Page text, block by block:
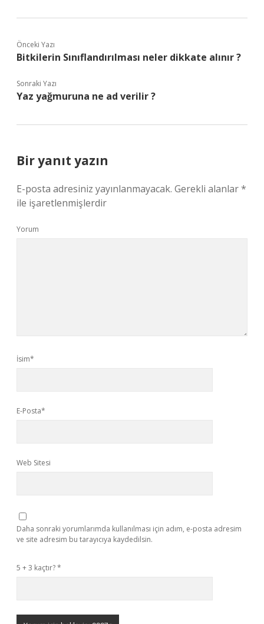
Önceki Yazı
Bitkilerin Sınıflandırılması neler dikkate alınır ?
Sonraki Yazı
Yaz yağmuruna ne ad verilir ?
Bir yanıt yazın
E-posta adresiniz yayınlanmayacak. Gerekli alanlar*
ile işaretlenmişlerdir
Yorum
İsim*
E-Posta*
Web Sitesi
Daha sonraki yorumlarımda kullanılması için adım, e-posta adresim
ve site adresim bu tarayıcıya kaydedilsin.
5 + 3 kaçtır?*